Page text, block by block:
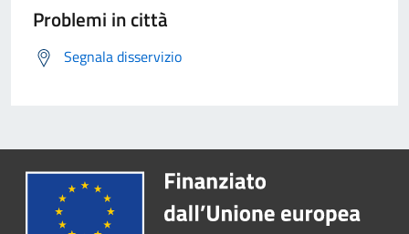
Problemi in città
Segnala disservizio